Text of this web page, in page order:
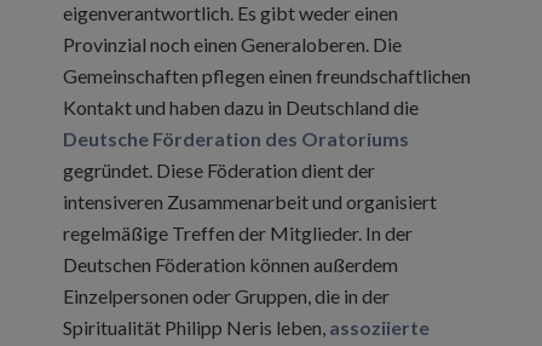
eigenverantwortlich. Es gibt weder einen
Provinzial noch einen Generaloberen. Die
Gemeinschaften pflegen einen freundschaftlichen
Kontakt und haben dazu in Deutschland die
Deutsche Förderation des Oratoriums
gegründet. Diese Föderation dient der
intensiveren Zusammenarbeit und organisiert
regelmäßige Treffen der Mitglieder. In der
Deutschen Föderation können außerdem
Einzelpersonen oder Gruppen, die in der
Spiritualität Philipp Neris leben, assoziierte